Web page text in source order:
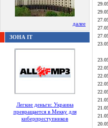
далее
ЗОНА IT
Легкие деньги: Украина
превращается в Мекку для
киберпреступников